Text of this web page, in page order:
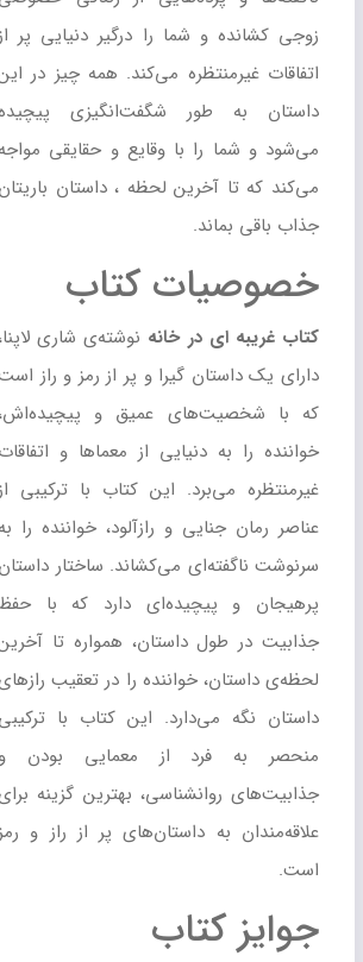
زوجی کشانده و شما را درگیر دنیایی پر از
اتفاقات غیرمنتظره می‌کند. همه چیز در این
داستان به طور شگفت‌انگیزی پیچیده
می‌شود و شما را با وقایع و حقایقی مواجه
می‌کند که تا آخرین لحظه‌ ، داستان باریتان
جذاب باقی بماند.
خصوصیات کتاب
کتاب غریبه ای در خانه نوشته‌ی شاری لاپنا،
دارای یک داستان گیرا و پر از رمز و راز است
که با شخصیت‌های عمیق و پیچیده‌اش،
خواننده را به دنیایی از معماها و اتفاقات
غیرمنتظره می‌برد. این کتاب با ترکیبی از
عناصر رمان جنایی و رازآلود، خواننده را به
سرنوشت ناگفته‌ای می‌کشاند. ساختار داستان
پرهیجان و پیچیده‌ای دارد که با حفظ
جذابیت در طول داستان، همواره تا آخرین
لحظه‌ی داستان، خواننده را در تعقیب رازهای
داستان نگه می‌دارد. این کتاب با ترکیبی
منحصر به فرد از معمایی بودن و
جذابیت‌های روانشناسی، بهترین گزینه برای
علاقه‌مندان به داستان‌های پر از راز و رمز
جوایز کتاب